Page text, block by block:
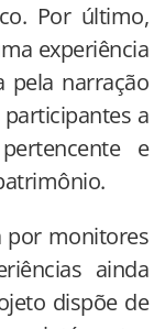
Por último,
experiência
pela narração
participantes a
e
por monitores
ainda
dispõe de